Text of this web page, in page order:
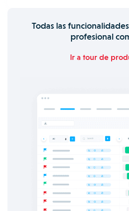
Todas las
profesional
Ir a tour de